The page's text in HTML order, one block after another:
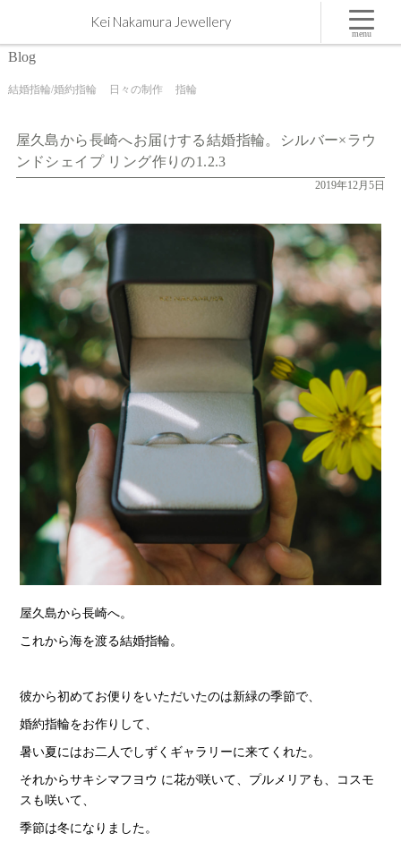
屋久島から長崎へお届けする結婚指輪。シルバー×ラウンドシェイプ リング作りの1.2.3 | 屋久島,
ジュエリー,オーダーメイドのマリッジリング（結婚・婚約指輪）制作 | Kei Nakamura Jewellery
Kei Nakamura Jewellery
Blog
結婚指輪/婚約指輪 日々の制作 指輪
屋久島から長崎へお届けする結婚指輪。シルバー×ラウ
ンドシェイプ リング作りの1.2.3
2019年12月5日
屋久島から長崎へ。
これから海を渡る結婚指輪。
彼から初めてお便りをいただいたのは新緑の季節で、
婚約指輪をお作りして、
暑い夏にはお二人でしずくギャラリーに来てくれた。
それからサキシマフヨウ に花が咲いて、プルメリアも、コスモ
スも咲いて、
季節は冬になりました。
menu